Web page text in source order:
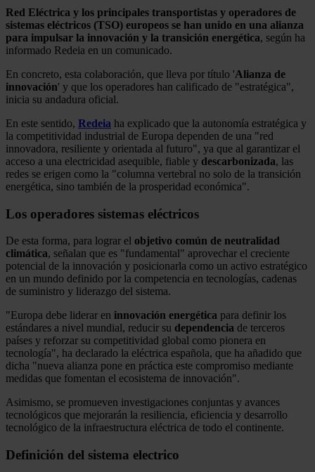
Red Eléctrica y los principales transportistas y operadores de
sistemas eléctricos (TSO) europeos se han unido en una alianza
para impulsar la innovación y la transición energética, según ha
informado Redeia en un comunicado.
En concreto, esta colaboración, que lleva por título 'Alianza de
innovación' y que los operadores han calificado de "estratégica",
inicia su andadura oficial.
En este sentido, Redeia ha explicado que la autonomía estratégica y
la competitividad industrial de Europa dependen de una "red
innovadora, resiliente y orientada al futuro", ya que al garantizar el
acceso a una electricidad asequible, fiable y descarbonizada, las
redes se erigen como la "columna vertebral no solo de la transición
energética, sino también de la prosperidad económica".
Los operadores sistemas eléctricos
De esta forma, para lograr el objetivo común de neutralidad
climática, señalan que es "fundamental" aprovechar el creciente
potencial de la innovación y posicionarla como un activo estratégico
en un mundo definido por la competencia en tecnologías, cadenas
de suministro y liderazgo del sistema.
"Europa debe liderar en innovación energética para definir los
estándares a nivel mundial, reducir su dependencia de terceros
países y reforzar su competitividad global como pionera en
tecnología", ha declarado la eléctrica española, que ha añadido que
dicha "nueva alianza pone en práctica este compromiso mediante
medidas que fomentan el ecosistema de innovación".
Asimismo, se promueven investigaciones conjuntas y avances
tecnológicos que mejorarán la resiliencia, eficiencia y desarrollo
tecnológico de la infraestructura eléctrica de todo el continente.
Definición del sistema electrico